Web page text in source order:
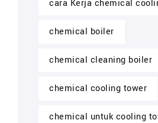
cara Kerja chemical
chemical boiler
chemical cleaning boiler
chemical cooling tower
chemical untuk cooling